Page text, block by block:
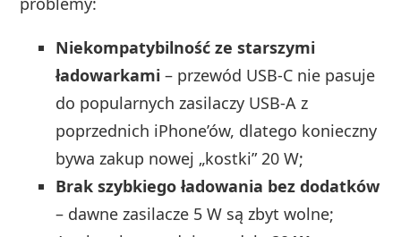
Niekompatybilność ze starszymi
ładowarkami – przewód USB‑C nie pasuje
do popularnych zasilaczy USB‑A z
poprzednich iPhone’ów, dlatego konieczny
bywa zakup nowej „kostki” 20 W;
Brak szybkiego ładowania bez dodatków
– dawne zasilacze 5 W są zbyt wolne;